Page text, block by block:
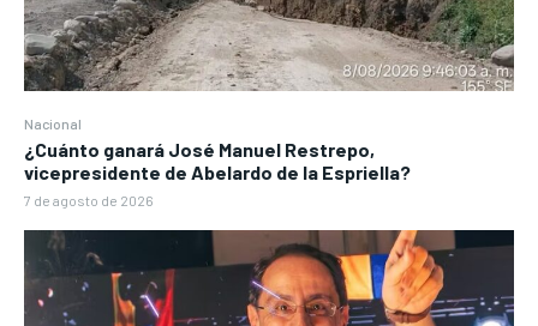
Nacional
¿Cuánto ganará José Manuel Restrepo,
vicepresidente de Abelardo de la Espriella?
7 de agosto de 2026